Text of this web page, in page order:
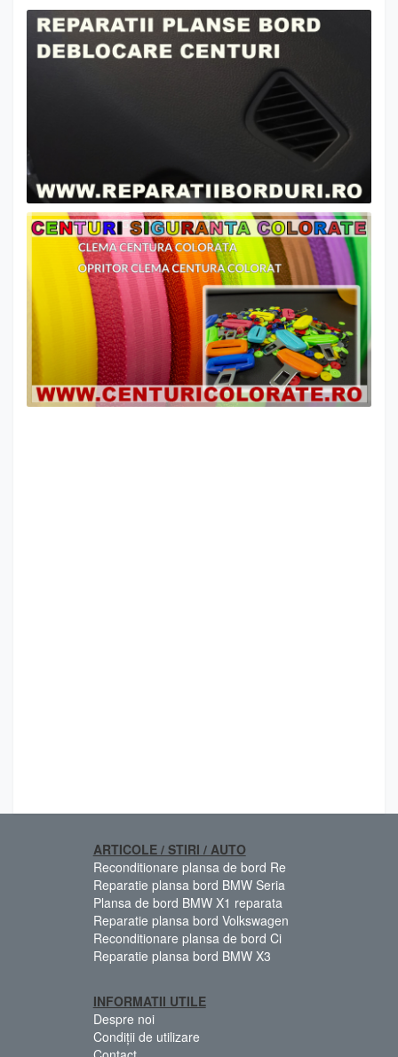
ARTICOLE / STIRI / AUTO
Reconditionare plansa de bord Re
Reparatie plansa bord BMW Seria
Plansa de bord BMW X1 reparata
Reparatie plansa bord Volkswagen
Reconditionare plansa de bord Ci
Reparatie plansa bord BMW X3
INFORMATII UTILE
Despre noi
Condiții de utilizare